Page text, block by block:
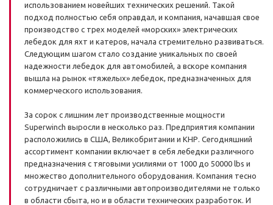
использованием новейших технических решений. Такой
подход полностью себя оправдал, и компания, начавшая свое
производство с трех моделей «морских» электрических
лебедок для яхт и катеров, начала стремительно развиваться.
Следующим шагом стало создание уникальных по своей
надежности лебедок для автомобилей, а вскоре компания
вышла на рынок «тяжелых» лебедок, предназначенных для
коммерческого использования.
За сорок с лишним лет производственные мощности
Superwinch выросли в несколько раз. Предприятия компании
расположились в США, Великобритании и КНР. Сегодняшний
ассортимент компании включает в себя лебедки различного
предназначения с тяговыми усилиями от 1000 до 50000 lbs и
множество дополнительного оборудования. Компания тесно
сотрудничает с различными автопроизводителями не только
в области сбыта, но и в области технических разработок. И